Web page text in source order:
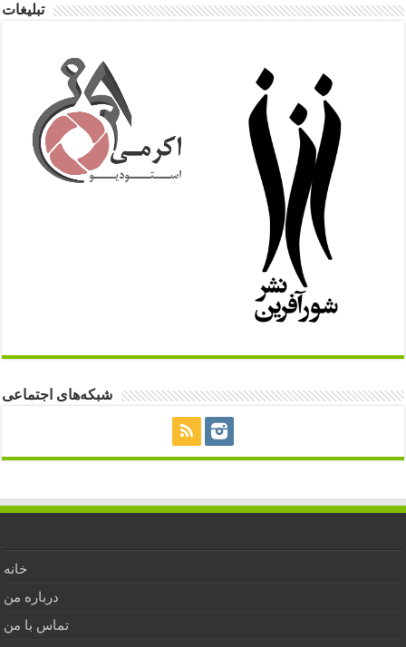
تبلیغات
شبکه‌های اجتماعی
خانه
درباره من
تماس با من